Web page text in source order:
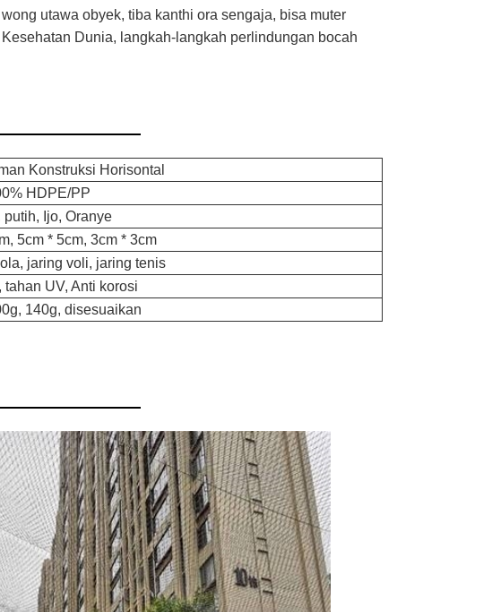
utawa obyek, tiba kanthi ora sengaja, bisa muter
Dunia, langkah-langkah perlindungan bocah
Konstruksi Horisontal
HDPE/PP
putih, Ijo, Oranye
5cm * 5cm, 3cm * 3cm
jaring voli, jaring tenis
tahan UV, Anti korosi
140g, disesuaikan